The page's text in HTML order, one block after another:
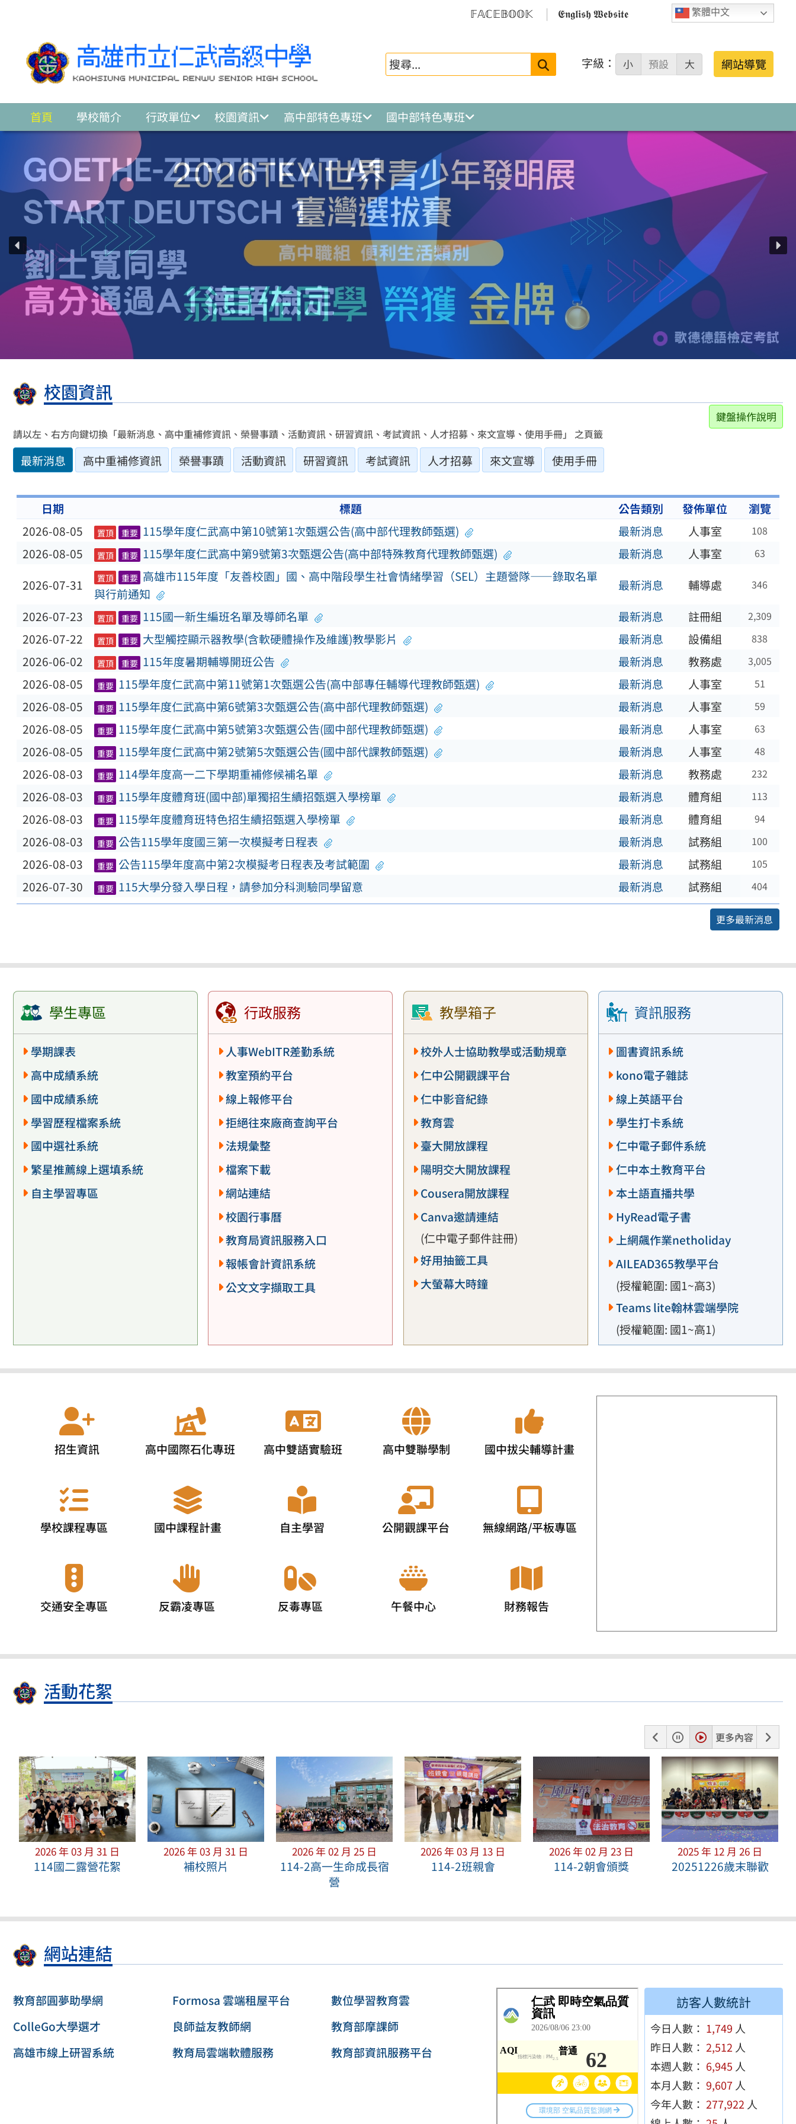
繁體中文
𝔽𝔸ℂ𝔼𝔹𝕆𝕆𝕂 𝕰𝖓𝖌𝖑𝖎𝖘𝖍 𝖂𝖊𝖇𝖘𝖎𝖙𝖊
搜
字級： 小 預設 大 網站導覽
首頁 學校簡介 行政單位 校園資訊 高中部特色專班 國中部特色專班
校園資訊
鍵盤操作說明
請以左、右方向鍵切換「最新消息、高中重補修資訊、榮譽事蹟、活動資訊、研習資訊、考試資訊、人才招募、來文宣導、使用手冊」 之頁籤
最新消息 高中重補修資訊 榮譽事蹟 活動資訊 研習資訊 考試資訊 人才招募 來文宣導 使用手冊
日期 標題 公告類別 發佈單位
瀏覽
2026-08-05
置頂 重要 115學年度仁武高中第10號第1次甄選公告(高中部代理教師甄選) 最新消息 人事室 108
2026-08-05 置頂 重要 115學年度仁武高中第9號第3次甄選公告(高中部特殊教育代理教師甄選) 最新消息 人事室 63
2026-07-31 置頂 重要 高雄市115年度「友善校園」國、高中階段學生社會情緒學習（SEL）主題營隊——錄取名單
與行前通知
最新消息 輔導處 346
2026-07-23 置頂 重要 115國一新生編班名單及導師名單 最新消息 註冊組 2,309
2026-07-22 置頂 重要 大型觸控顯示器教學(含軟硬體操作及維護)教學影片 最新消息 設備組 838
2026-06-02 置頂 重要 115年度暑期輔導開班公告 最新消息 教務處 3,005
2026-08-05 重要 115學年度仁武高中第11號第1次甄選公告(高中部專任輔導代理教師甄選) 最新消息 人事室 51
2026-08-05 重要 115學年度仁武高中第6號第3次甄選公告(高中部代理教師甄選) 最新消息 人事室 59
2026-08-05 重要 115學年度仁武高中第5號第3次甄選公告(國中部代理教師甄選) 最新消息 人事室 63
2026-08-05 重要 115學年度仁武高中第2號第5次甄選公告(國中部代課教師甄選) 最新消息 人事室 48
2026-08-03 重要 114學年度高一二下學期重補修候補名單 最新消息 教務處 232
2026-08-03 重要 115學年度體育班(國中部)單獨招生續招甄選入學榜單 最新消息 體育組 113
2026-08-03 重要 115學年度體育班特色招生續招甄選入學榜單 最新消息 體育組 94
2026-08-03 重要 公告115學年度國三第一次模擬考日程表 最新消息 試務組 100
2026-08-03 重要 公告115學年度高中第2次模擬考日程表及考試範圍 最新消息 試務組 105
2026-07-30 重要 115大學分發入學日程，請參加分科測驗同學留意 最新消息 試務組 404
更多最新消息
學生專區
學期課表
高中成績系統
國中成績系統
學習歷程檔案系統
國中選社系統
繁星推薦線上選填系統
自主學習專區
行政服務
人事WebITR差勤系統
教室預約平台
線上報修平台
拒絕往來廠商查詢平台
法規彙整
檔案下載
網站連結
校園行事曆
教育局資訊服務入口
報帳會計資訊系統
公文文字擷取工具
教學箱子
校外人士協助教學或活動規章
仁中公開觀課平台
仁中影音紀錄
教育雲
臺大開放課程
陽明交大開放課程
Cousera開放課程
Canva邀請連結
(仁中電子郵件註冊)
好用抽籤工具
大螢幕大時鐘
資訊服務
圖書資訊系統
kono電子雜誌
線上英語平台
學生打卡系統
仁中電子郵件系統
仁中本土教育平台
本土語直播共學
HyRead電子書
上網飆作業netholiday
AILEAD365教學平台
(授權範圍: 國1~高3)
Teams lite翰林雲端學院
(授權範圍: 國1~高1)
招生資訊 高中國際石化專班 高中雙語實驗班 高中雙聯學制 國中拔尖輔導計畫
學校課程專區 國中課程計畫 自主學習 公開觀課平台 無線網路/平板專區
交通安全專區 反霸凌專區 反毒專區 午餐中心 財務報告
活動花絮
一
張
暫
停
播
放
更多內容
下
一
張
2026 年 03 月 31 日
114國二露營花絮
2026 年 03 月 31 日
補校照片
2026 年 02 月 25 日
114-2高一生命成長宿
營
2026 年 03 月 13 日
114-2班親會
2026 年 02 月 23 日
114-2朝會頒獎
2025 年 12 月 26 日
20251226歲末聯歡
網站連結
教育部圓夢助學網 Formosa 雲端租屋平台
數位學習教育雲
ColleGo大學選才
良師益友教師網
教育部摩課師
高雄市線上研習系統
教育局雲端軟體服務 教育部資訊服務平台
訪客人數統計
今日人數： 1,749 人
昨日人數： 2,512 人
本週人數： 6,945 人
本月人數： 9,607 人
今年人數： 277,922 人